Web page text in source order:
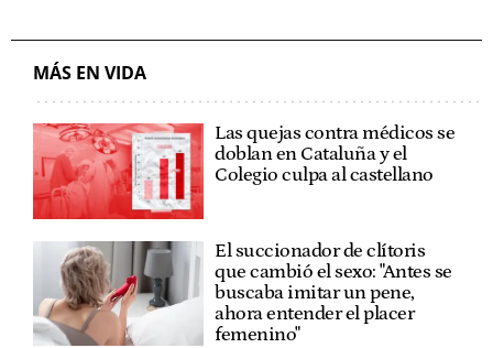
MÁS EN VIDA
Las quejas contra médicos se
doblan en Cataluña y el
Colegio culpa al castellano
El succionador de clítoris
que cambió el sexo: "Antes se
buscaba imitar un pene,
ahora entender el placer
femenino"